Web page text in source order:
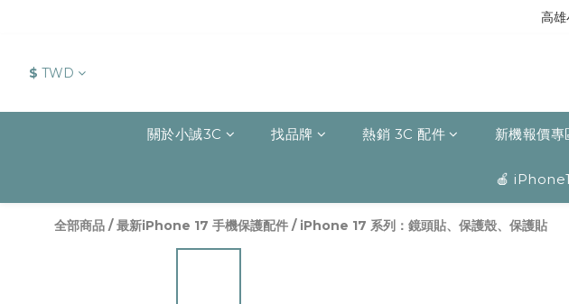
高
$ TWD
關於小誠3C 找品牌 熱銷 3C 配件 新機報價專
🍎
全部商品 /最新iPhone 17 手機保護配件 / iPhone 17 系列：鏡頭貼、保護殼、保護貼